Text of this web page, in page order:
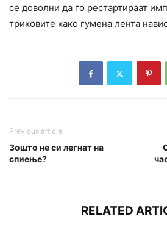
се доволни да го рестартираат
триковите како гумена лента
Previous article
Зошто не си легнат на
спиење?
RELATED